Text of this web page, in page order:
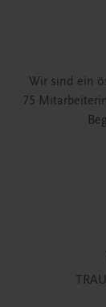
Wir sind ein
75